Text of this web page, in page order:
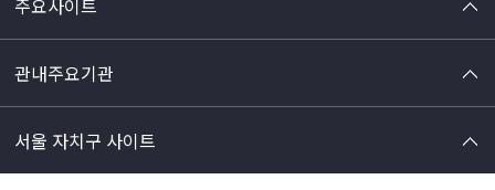
관내주요기관
서울 자치구 사이트